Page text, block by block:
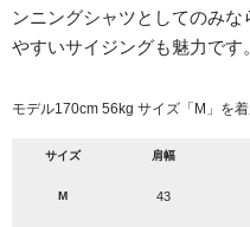
ンニングシャツとしてのみ
やすいサイジングも魅力です。
モデル170cm 56kg サイズ「M」を着
サイズ 肩幅
M 43